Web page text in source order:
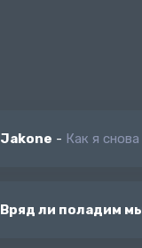
Jakone - Как я снова
Вряд ли поладим